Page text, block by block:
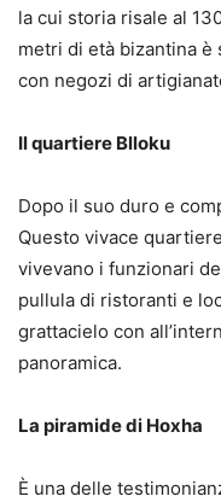
la cui storia risale al
metri di età bizantina è
con negozi di
Il quartiere Blloku
Dopo il suo duro e
Questo vivace
vivevano i funzionari
pullula di ristoranti e
grattacielo con
panoramica.
La piramide di Hoxha
È una delle